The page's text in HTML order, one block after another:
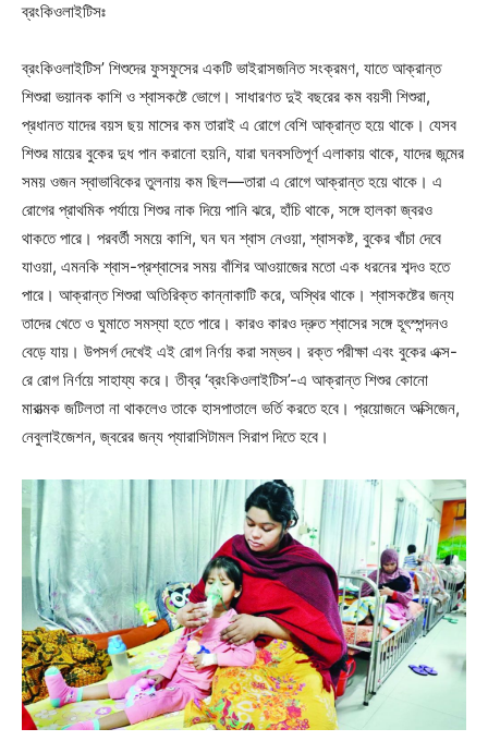
ব্রংকিওলাইটিসঃ
ব্রংকিওলাইটিস’ শিশুদের ফুসফুসের একটি ভাইরাসজনিত সংক্রমণ, যাতে আক্রান্ত
শিশুরা ভয়ানক কাশি ও শ্বাসকষ্টে ভোগে। সাধারণত দুই বছরের কম বয়সী শিশুরা,
প্রধানত যাদের বয়স ছয় মাসের কম তারাই এ রোগে বেশি আক্রান্ত হয়ে থাকে। যেসব
শিশুর মায়ের বুকের দুধ পান করানো হয়নি, যারা ঘনবসতিপূর্ণ এলাকায় থাকে, যাদের জন্মের
সময় ওজন স্বাভাবিকের তুলনায় কম ছিল—তারা এ রোগে আক্রান্ত হয়ে থাকে। এ
রোগের প্রাথমিক পর্যায়ে শিশুর নাক দিয়ে পানি ঝরে, হাঁচি থাকে, সঙ্গে হালকা জ্বরও
থাকতে পারে। পরবর্তী সময়ে কাশি, ঘন ঘন শ্বাস নেওয়া, শ্বাসকষ্ট, বুকের খাঁচা দেবে
যাওয়া, এমনকি শ্বাস-প্রশ্বাসের সময় বাঁশির আওয়াজের মতো এক ধরনের শব্দও হতে
পারে। আক্রান্ত শিশুরা অতিরিক্ত কান্নাকাটি করে, অস্থির থাকে। শ্বাসকষ্টের জন্য
তাদের খেতে ও ঘুমাতে সমস্যা হতে পারে। কারও কারও দ্রুত শ্বাসের সঙ্গে হূৎস্পন্দনও
বেড়ে যায়। উপসর্গ দেখেই এই রোগ নির্ণয় করা সম্ভব। রক্ত পরীক্ষা এবং বুকের এক্স-
রে রোগ নির্ণয়ে সাহায্য করে। তীব্র ‘ব্রংকিওলাইটিস’-এ আক্রান্ত শিশুর কোনো
মারাত্মক জটিলতা না থাকলেও তাকে হাসপাতালে ভর্তি করতে হবে। প্রয়োজনে অক্সিজেন,
নেবুলাইজেশন, জ্বরের জন্য প্যারাসিটামল সিরাপ দিতে হবে।